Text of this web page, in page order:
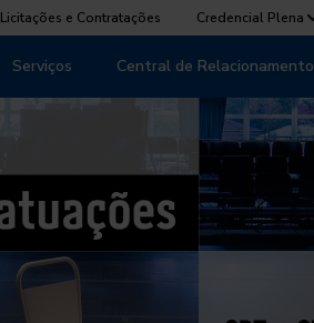
Licitações e Contratações Credencial Plena
Serviços Central de Relacionamento